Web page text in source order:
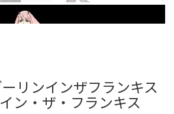
リンインザフランキス
ン・ザ・フランキス